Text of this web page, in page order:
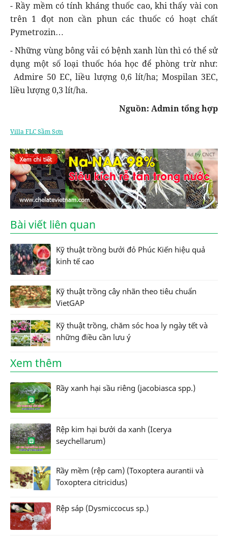
- Rầy mềm có tính kháng thuốc cao, khi thấy vài con
trên 1 đọt non cần phun các thuốc có hoạt chất
Pymetrozin…
- Những vùng bông vải có bệnh xanh lùn thì có thể sử
dụng một số loại thuốc hóa học để phòng trừ như:
Admire 50 EC, liều lượng 0,6 lít/ha; Mospilan 3EC,
liều lượng 0,3 lít/ha.
Nguồn: Admin tổng hợp
Villa FLC Sầm Sơn
Ad by CNCT
Bài viết liên quan
Kỹ thuật trồng bưởi đỏ Phúc Kiến hiệu quả
kinh tế cao
Kỹ thuật trồng cây nhãn theo tiêu chuẩn
VietGAP
Kỹ thuật trồng, chăm sóc hoa ly ngày tết và
những điều cần lưu ý
Xem thêm
Rầy xanh hại sầu riêng (jacobiasca spp.)
Rệp kim hại bưởi da xanh (Icerya
seychellarum)
Rầy mềm (rệp cam) (Toxoptera aurantii và
Toxoptera citricidus)
Rệp sáp (Dysmiccocus sp.)